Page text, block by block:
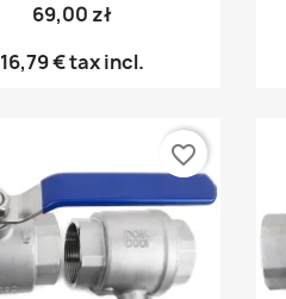
69,00 zł
16,79 €tax incl.
favorite_border